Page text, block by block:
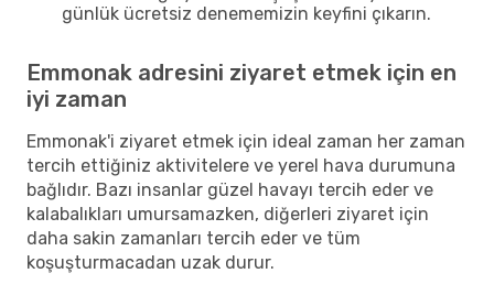
günlük ücretsiz denememizin keyfini çıkarın.
Emmonak adresini ziyaret etmek için en
iyi zaman
Emmonak'i ziyaret etmek için ideal zaman her zaman
tercih ettiğiniz aktivitelere ve yerel hava durumuna
bağlıdır. Bazı insanlar güzel havayı tercih eder ve
kalabalıkları umursamazken, diğerleri ziyaret için
daha sakin zamanları tercih eder ve tüm
koşuşturmacadan uzak durur.